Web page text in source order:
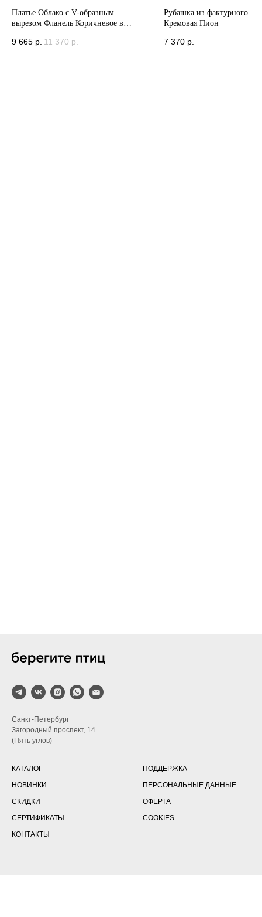
Платье Облако с V-образным
вырезом Фланель Коричневое в
9 665 р. 11 370 р.
Рубашка из фактурного
Кремовая Пион
7 370 р.
Санкт-Петербург
Загородный проспект, 14
(Пять углов)
КАТАЛОГ
НОВИНКИ
СКИДКИ
СЕРТИФИКАТЫ
КОНТАКТЫ
ПОДДЕРЖКА
ПЕРСОНАЛЬНЫЕ ДАННЫЕ
ОФЕРТА
COOKIES